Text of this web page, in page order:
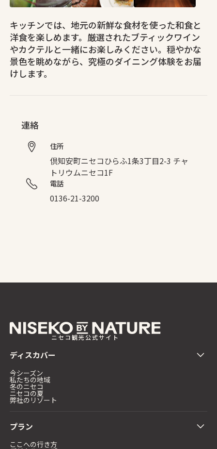
キッチンでは、地元の新鮮な食材を使った和食と
洋食を楽しめます。厳選されたブティックワイン
やカクテルと一緒にお楽しみください。穏やかな
景色を眺めながら、究極のダイニング体験をお届
けします。
連絡
住所
倶知安町ニセコひらふ1条3丁目2-3 チャ
トリウムニセコ1F
電話
0136-21-3200
ニセコ観光公式サイト
ディスカバー
今シーズン
私たちの地域
冬のニセコ
ニセコの夏
弊社のリゾート
プラン
ここへの行き方